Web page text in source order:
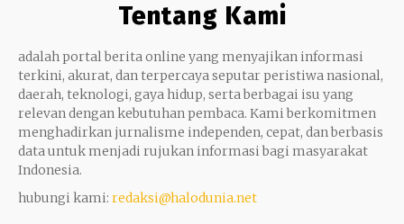
Tentang Kami
adalah portal berita online yang menyajikan informasi
terkini, akurat, dan terpercaya seputar peristiwa nasional,
daerah, teknologi, gaya hidup, serta berbagai isu yang
relevan dengan kebutuhan pembaca. Kami berkomitmen
menghadirkan jurnalisme independen, cepat, dan berbasis
data untuk menjadi rujukan informasi bagi masyarakat
Indonesia.
hubungi kami: redaksi@halodunia.net